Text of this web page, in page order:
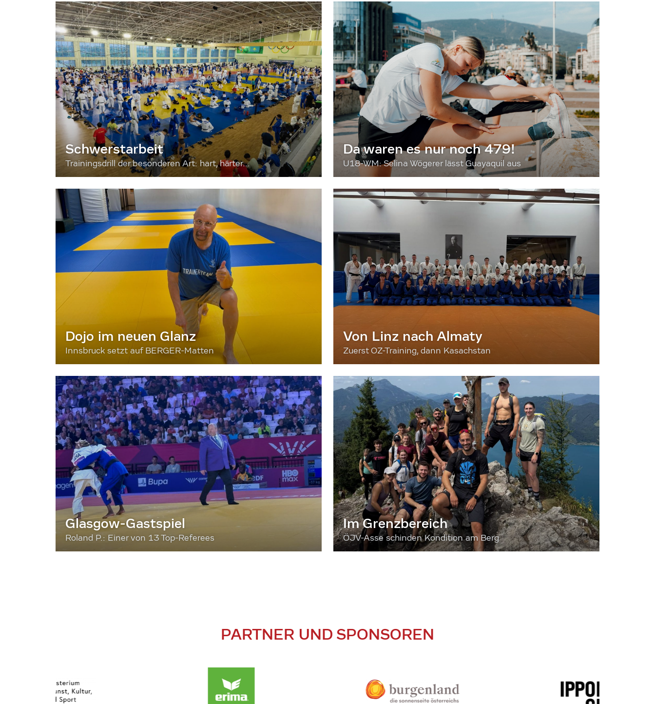
Schwerstarbeit
Trainingsdrill der besonderen Art: hart, härter...
Da waren es nur noch 479!
U18-WM: Selina Wögerer lässt Guayaquil aus
Dojo im neuen Glanz
Innsbruck setzt auf BERGER-Matten
Von Linz nach Almaty
Zuerst OZ-Training, dann Kasachstan
Glasgow-Gastspiel
Roland P.: Einer von 13 Top-Referees
Im Grenzbereich
ÖJV-Asse schinden Kondition am Berg
PARTNER UND SPONSOREN